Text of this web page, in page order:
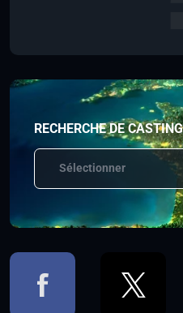
RECHERCHE DE
Sélectionner